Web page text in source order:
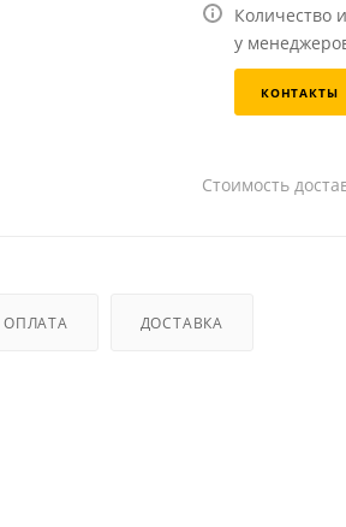
Количество
у
КОНТАКТЫ
Стоимость
ОПЛАТА ДОСТАВКА